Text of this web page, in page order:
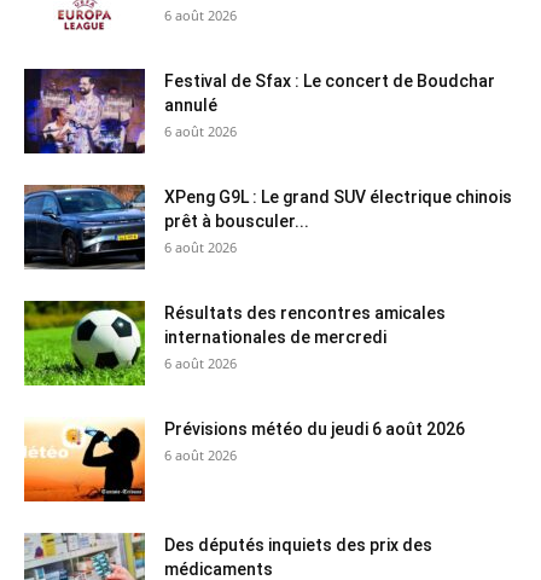
6 août 2026
Festival de Sfax : Le concert de Boudchar
annulé
6 août 2026
XPeng G9L : Le grand SUV électrique chinois
prêt à bousculer...
6 août 2026
Résultats des rencontres amicales
internationales de mercredi
6 août 2026
Prévisions météo du jeudi 6 août 2026
6 août 2026
Des députés inquiets des prix des
médicaments